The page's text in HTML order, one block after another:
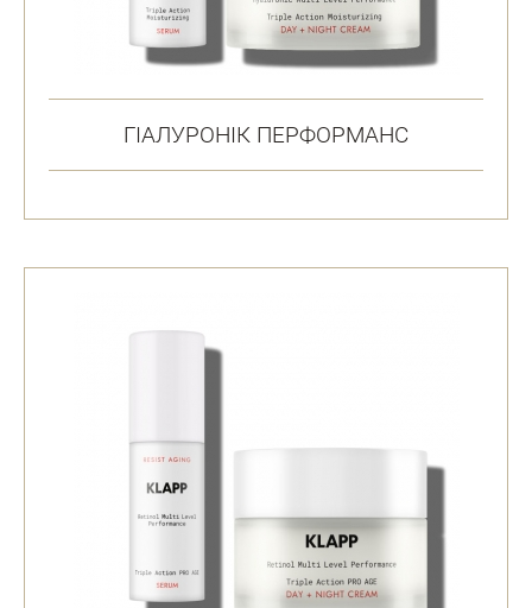
ГІАЛУРОНІК ПЕРФОРМАНС